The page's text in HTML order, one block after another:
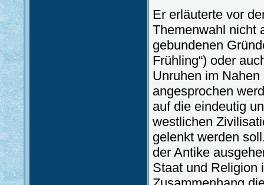
Er erläuterte vor
Themenwahl nicht
gebundenen
Frühling“) oder
Unruhen im
angesprochen
auf die eindeutig
westlichen
gelenkt werden
der Antike
Staat und Religion